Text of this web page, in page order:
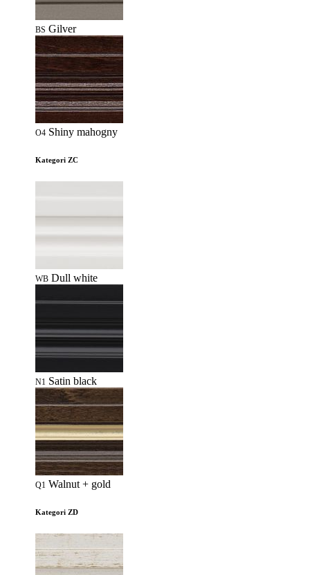
BS Gilver
O4 Shiny mahogny
Kategori ZC
WB Dull white
N1 Satin black
Q1 Walnut + gold
Kategori ZD